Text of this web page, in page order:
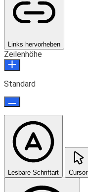
Links hervorheben
Zeilenhöhe
Standard
Lesbare Schriftart Cursor